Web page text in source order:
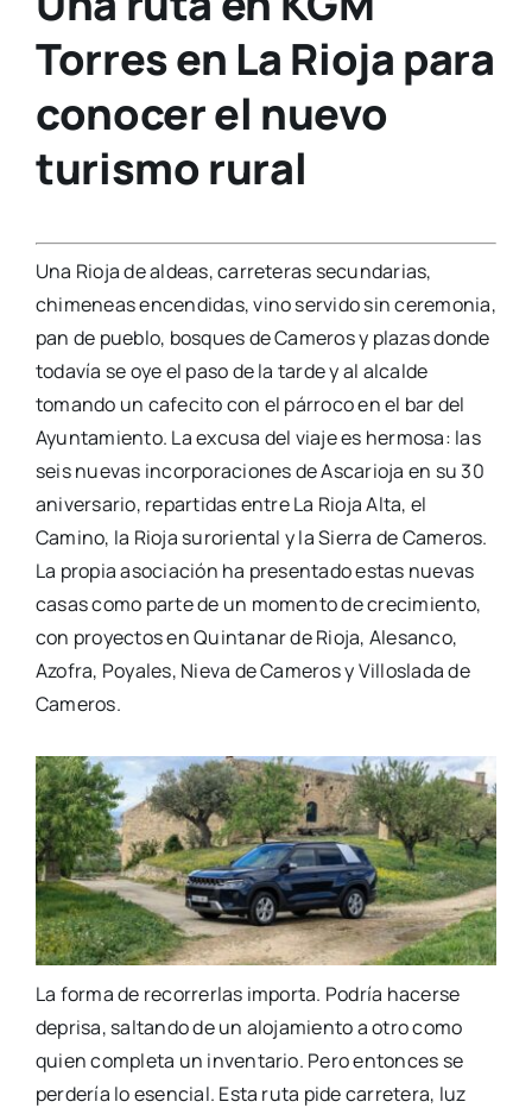
Torres en La Rioja para
conocer el nuevo
turismo rural
Una Rioja de aldeas, carreteras secundarias,
chimeneas encendidas, vino servido sin ceremonia,
pan de pueblo, bosques de Cameros y plazas donde
todavía se oye el paso de la tarde y al alcalde
tomando un cafecito con el párroco en el bar del
Ayuntamiento. La excusa del viaje es hermosa: las
seis nuevas incorporaciones de Ascarioja en su 30
aniversario, repartidas entre La Rioja Alta, el
Camino, la Rioja suroriental y la Sierra de Cameros.
La propia asociación ha presentado estas nuevas
casas como parte de un momento de crecimiento,
con proyectos en Quintanar de Rioja, Alesanco,
Azofra, Poyales, Nieva de Cameros y Villoslada de
Cameros.
La forma de recorrerlas importa. Podría hacerse
deprisa, saltando de un alojamiento a otro como
quien completa un inventario. Pero entonces se
perdería lo esencial. Esta ruta pide carretera, luz